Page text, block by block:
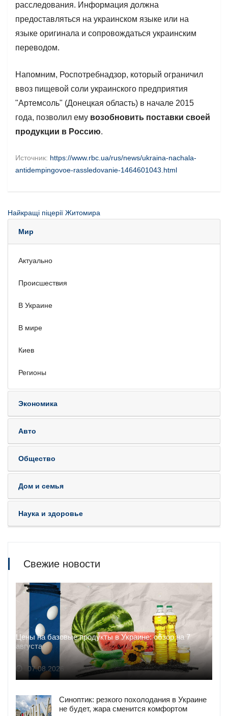
расследования. Информация должна
предоставляться на украинском языке или на
языке оригинала и сопровождаться украинским
переводом.
Напомним, Роспотребнадзор, который ограничил
ввоз пищевой соли украинского предприятия
"Артемсоль" (Донецкая область) в начале 2015
года, позволил ему возобновить поставки своей
продукции в Россию.
Источник: https://www.rbc.ua/rus/news/ukraina-nachala-
antidempingovoe-rassledovanie-1464601043.html
Найкращі піцерії Житомира
Мир
Актуально
Происшествия
В Украине
В мире
Киев
Регионы
Экономика
Авто
Общество
Дом и семья
Наука и здоровье
Свежие новости
Цены на базовые продукты в Украине: обзор на 7
августа
07.08.2026
Синоптик: резкого похолодания в Украине
не будет, жара сменится комфортом